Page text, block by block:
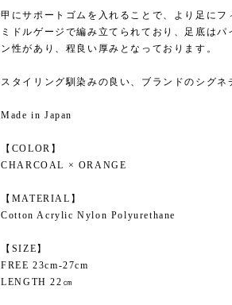
甲にサポートゴムを入れることで、より足にフ
ミドルゲージで編み立てられており、足底はパ
ン性があり、程良い厚みとなっております。
スタイリング馴染みの良い、ブランドのシグネ
Made in Japan
【COLOR】
CHARCOAL × ORANGE
【MATERIAL】
Cotton Acrylic Nylon Polyurethane
【SIZE】
FREE 23cm-27cm
LENGTH 22㎝